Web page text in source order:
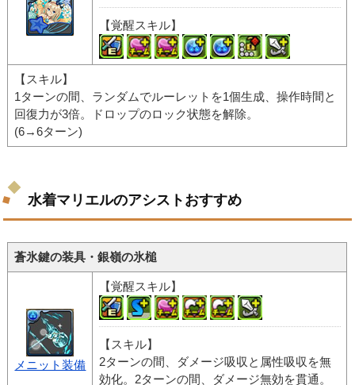
【覚醒スキル】
【スキル】
1ターンの間、ランダムでルーレットを1個生成、操作時間と
回復力が3倍。ドロップのロック状態を解除。
(6→6ターン)
水着マリエルのアシストおすすめ
蒼氷鍵の装具・銀嶺の氷槌
メニット装備
【覚醒スキル】
【スキル】
2ターンの間、ダメージ吸収と属性吸収を無
効化。2ターンの間、ダメージ無効を貫通。